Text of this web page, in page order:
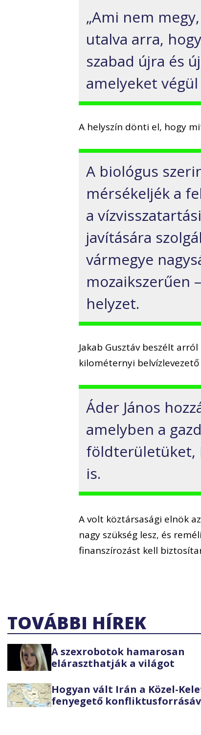
„Ami nem
utalva arra,
szabad újra és
amelyeket
A helyszín dönti el, hogy
A biológus
mérsékeljék a
a
javítására
vármegye
mozaikszerűen
helyzet.
Jakab Gusztáv beszélt
kilométernyi
Áder János
amelyben a
földterületüket,
is.
A volt köztársasági elnök
nagy szükség lesz, és
finanszírozást kell
TOVÁBBI HÍREK
A szexrobotok hamarosan
eláraszthatják a világot
Hogyan vált Irán a Közel-
fenyegető